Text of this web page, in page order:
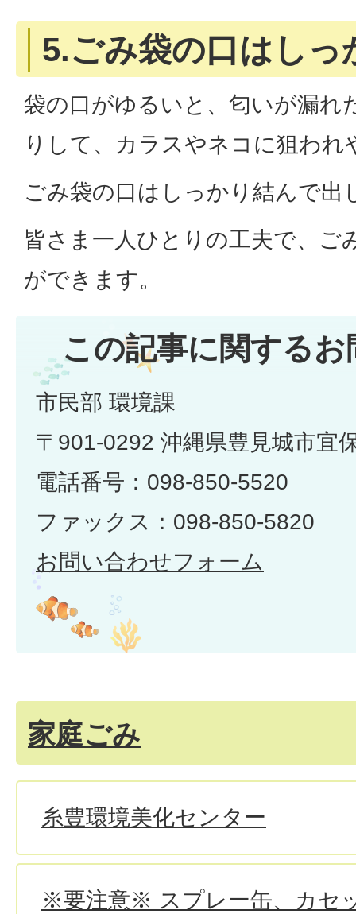
5.ごみ袋の口はしっ
袋の口がゆるいと、匂いが漏れ
りして、カラスやネコに狙われ
ごみ袋の口はしっかり結んで出
皆さま一人ひとりの工夫で、ご
ができます。
この記事に関する
市民部 環境課
〒901-0292 沖縄県豊見城市宜
電話番号：098-850-5520
ファックス：098-850-5820
お問い合わせフォーム
家庭ごみ
糸豊環境美化センター
※要注意※ スプレー缶、カセ